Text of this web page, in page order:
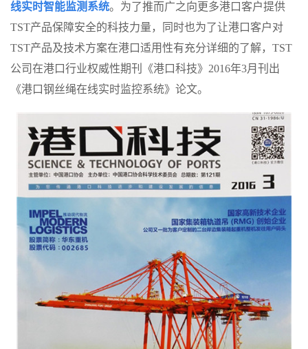
线实时智能监测系统。为了推而广之向更多港口客户提供
TST产品保障安全的科技力量，同时也为了让港口客户对
TST产品及技术方案在港口适用性有充分详细的了解， TST
公司在港口行业权威性期刊《港口科技》 2016年3月刊出
《港口钢丝绳在线实时监控系统》论文。